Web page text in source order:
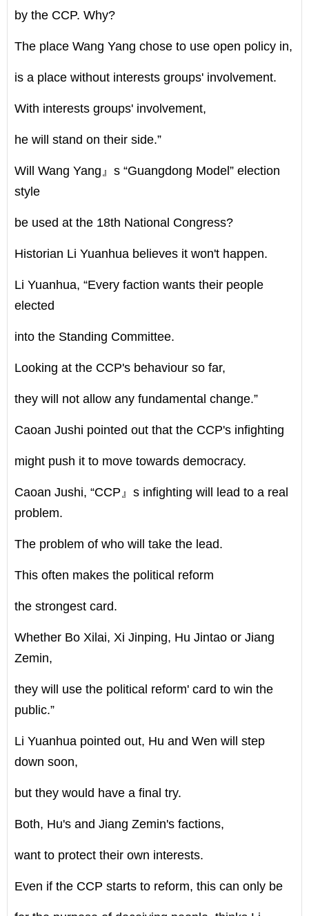
by the CCP. Why?
The place Wang Yang chose to use open policy in,
is a place without interests groups' involvement.
With interests groups' involvement,
he will stand on their side.”
Will Wang Yang』s “Guangdong Model” election
style
be used at the 18th National Congress?
Historian Li Yuanhua believes it won't happen.
Li Yuanhua, “Every faction wants their people
elected
into the Standing Committee.
Looking at the CCP's behaviour so far,
they will not allow any fundamental change.”
Caoan Jushi pointed out that the CCP's infighting
might push it to move towards democracy.
Caoan Jushi, “CCP』s infighting will lead to a real
problem.
The problem of who will take the lead.
This often makes the political reform
the strongest card.
Whether Bo Xilai, Xi Jinping, Hu Jintao or Jiang
Zemin,
they will use the political reform' card to win the
public.”
Li Yuanhua pointed out, Hu and Wen will step
down soon,
but they would have a final try.
Both, Hu's and Jiang Zemin's factions,
want to protect their own interests.
Even if the CCP starts to reform, this can only be